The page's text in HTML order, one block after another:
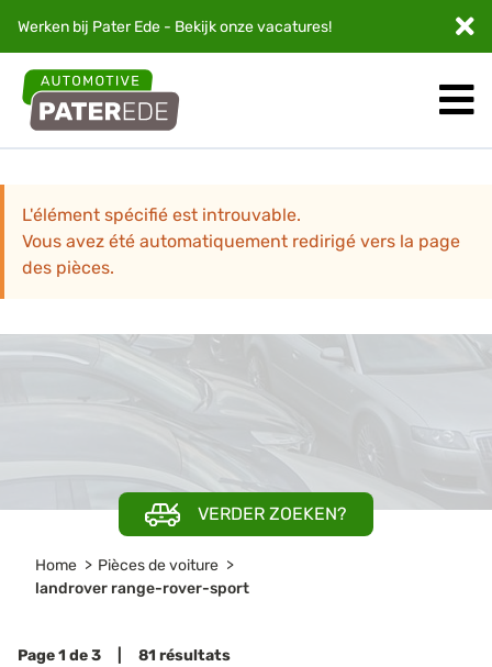
Werken bij Pater Ede - Bekijk onzevacatures!
L'élément spécifié est introuvable.
Vous avez été automatiquement redirigé vers la page
des pièces.
VERDER ZOEKEN?
Home
Pièces de voiture
landrover range-rover-sport
Page 1 de 3 | 81 résultats